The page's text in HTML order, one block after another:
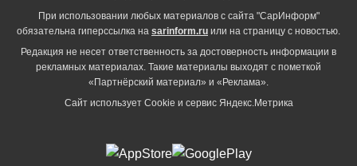
При использовании любых материалов с сайта "СарИнформ"
обязательна гиперссылка на sarinform.ru или на страницу с новостью.
Редакция не несет ответственность за достоверность информации в
рекламных материалах. Такие материалы выходят с пометкой
«Партнёрский материал» и «Реклама».
Сайт использует Cookie и сервиc Яндекс.Метрика